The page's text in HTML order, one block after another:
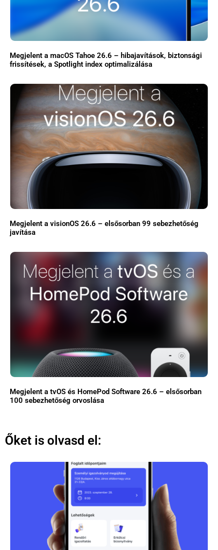
Megjelent a macOS Tahoe 26.6 – hibajavítások, biztonsági
frissítések, a Spotlight index optimalizálása
Megjelent a visionOS 26.6 – elsősorban 99 sebezhetőség
javítása
Megjelent a tvOS és HomePod Software 26.6 – elsősorban
100 sebezhetőség orvoslása
Őket is olvasd el:
Főoldal
GYIK
Apple szerviz